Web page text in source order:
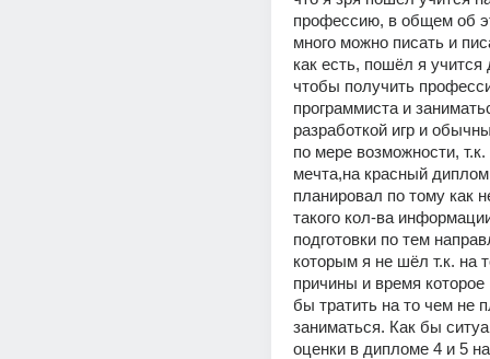
профессию, в общем об
много можно писать и
как есть, пошёл я учится
чтобы получить
программиста и
разработкой игр и
по мере возможности,
мечта,на красный
планировал по тому как
такого кол-ва
подготовки по тем
которым я не шёл т.к. на
причины и время которое
бы тратить на то чем не
заниматься. Как бы
оценки в дипломе 4 и 5